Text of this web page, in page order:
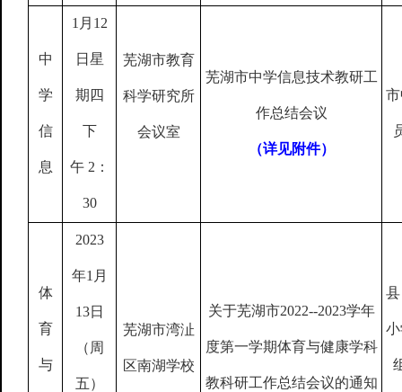
中
学
信
息
1 月 12
日星
期四
下
午2 ：
30
芜湖市教育
科学研究所
会议室
芜湖市中学信息技术教研工
作总结会议
（详见附件）
体
育
与
2023
年1 月
13日
（周
五）
芜湖市湾沚
区南湖学校
关于芜湖市2022--2023学年
度第一学期体育与健康学科
教科研工作总结会议的通知